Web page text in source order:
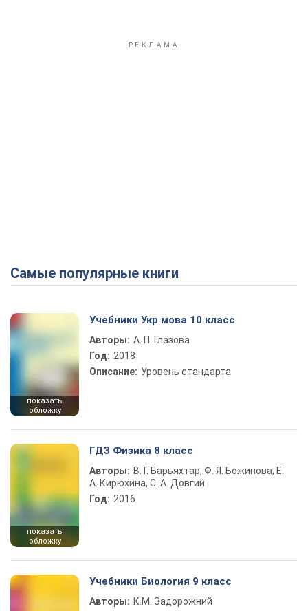
Самые популярные книги
показать
обложку
Учебники Укр мова 10 класс
Авторы: А. П. Глазова
Год: 2018
Описание: Уровень стандарта
показать
обложку
ГДЗ Физика 8 класс
Авторы: В. Г. Барьяхтар, Ф. Я. Божинова, Е.
А. Кирюхина, С. А. Довгий
Год: 2016
Учебники Биология 9 класс
Авторы: К.М. Задорожний